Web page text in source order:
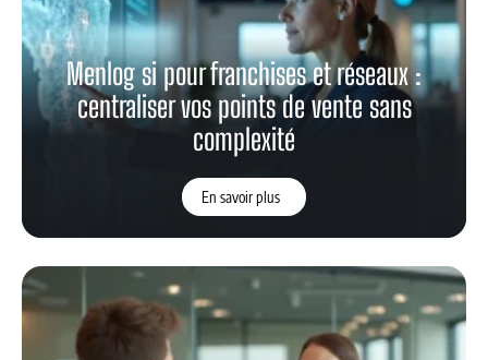
Menlog si pour franchises et réseaux :
centraliser vos points de vente sans
complexité
En savoir plus